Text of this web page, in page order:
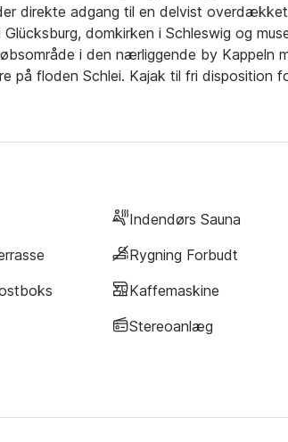
direkte adgang til en delvist
domkirken i Schleswig og
i den nærliggende by Kappeln
på floden Schlei. Kajak til fri disposition
Indendørs Sauna
Rygning Forbudt
Kaffemaskine
Stereoanlæg